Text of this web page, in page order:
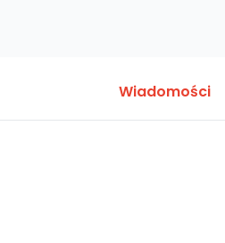
Wiadomości